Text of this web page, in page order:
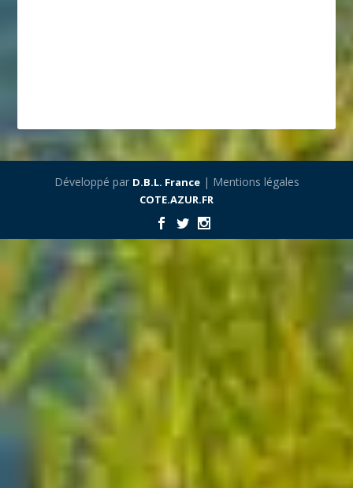
Développé par D.B.L. France| Mentions légales
COTE.AZUR.FR